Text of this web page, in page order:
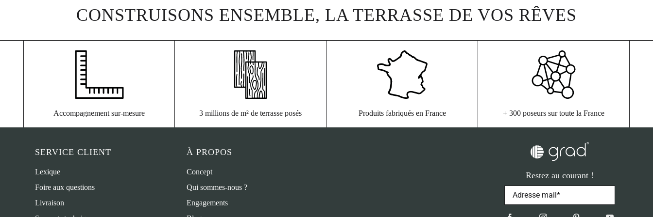
CONSTRUISONS ENSEMBLE, LA TERRASSE DE VOS RÊVES
Accompagnement sur-mesure 3 millions de m² de terrasse posés Produits fabriqués en France + 300 poseurs sur toute la France
SERVICE CLIENT
Lexique
Foire aux questions
Livraison
À PROPOS
Concept
Qui sommes-nous ?
Engagements
Restez au courant !